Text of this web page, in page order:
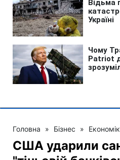
Головна » Бізнес »
США ударили